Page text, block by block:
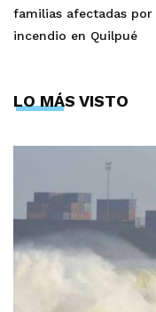
familias afectadas por
incendio en Quilpué
LO MÁS VISTO